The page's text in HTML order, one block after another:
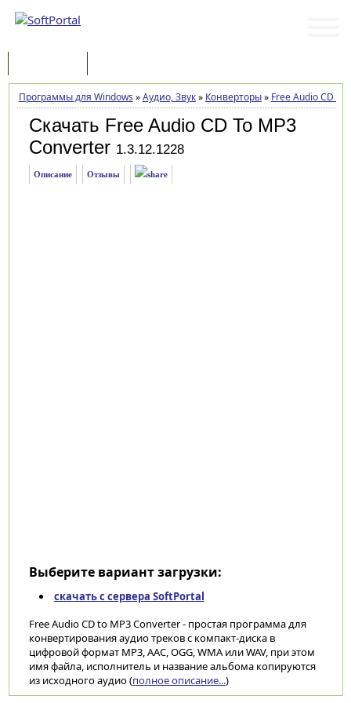
Программы для Windows »Аудио, Звук» Конверторы» Free Audio CD
Скачать Free Audio CD To MP3
Converter 1.3.12.1228
Описание Отзывы
Выберите вариант загрузки:
скачать с сервера SoftPortal
Free Audio CD to MP3 Converter - простая программа для
конвертирования аудио треков с компакт-диска в
цифровой формат MP3, AAC, OGG, WMA или WAV, при этом
имя файла, исполнитель и название альбома копируются
из исходного аудио (полное описание...)